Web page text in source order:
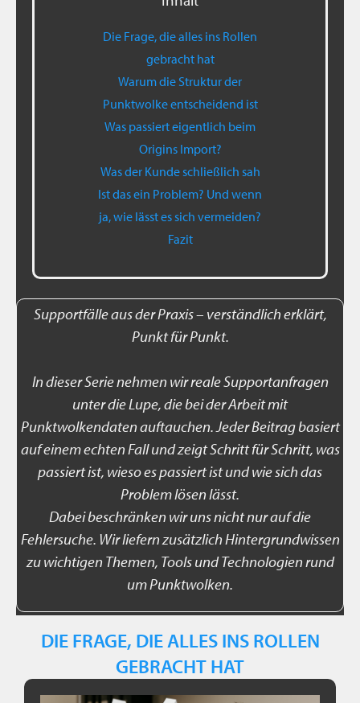
Die Frage, die alles ins Rollen
gebracht hat
Warum die Struktur der
Punktwolke entscheidend ist
Was passiert eigentlich beim
Origins Import?
Was der Kunde schließlich sah
Ist das ein Problem? Und wenn
ja, wie lässt es sich vermeiden?
Fazit
Supportfälle aus der Praxis – verständlich erklärt,
Punkt für Punkt.
In dieser Serie nehmen wir reale Supportanfragen
unter die Lupe, die bei der Arbeit mit
Punktwolkendaten auftauchen. Jeder Beitrag basiert
auf einem echten Fall und zeigt Schritt für Schritt, was
passiert ist, wieso es passiert ist und wie sich das
Problem lösen lässt.
Dabei beschränken wir uns nicht nur auf die
Fehlersuche. Wir liefern zusätzlich Hintergrundwissen
zu wichtigen Themen, Tools und Technologien rund
um Punktwolken.
DIE FRAGE, DIE ALLES INS ROLLEN
GEBRACHT HAT